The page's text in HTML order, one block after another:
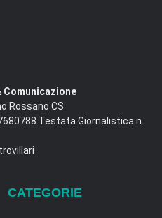
Rossano CS
Testata Giornalistica n.
CATEGORIE